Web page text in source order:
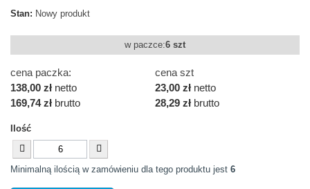
Stan: Nowy produkt
w paczce:6 szt
cena paczka:
138,00 zł netto
169,74 zł brutto
cena szt
23,00 zł netto
28,29 zł brutto
Ilość
Minimalną ilością w zamówieniu dla tego produktu jest 6